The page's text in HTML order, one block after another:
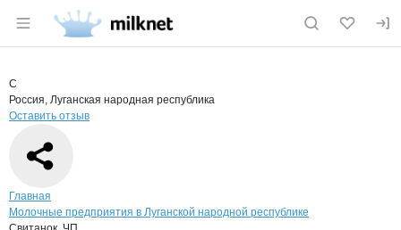
Раздел навигации по сайту milknet.ru
Страница компании
Страница компании
Краткая информация о компании
С
Россия, Луганская народная республика
Оставить отзыв
Навигация по сайту
Главная
Молочные предприятия в Луганской народной республике